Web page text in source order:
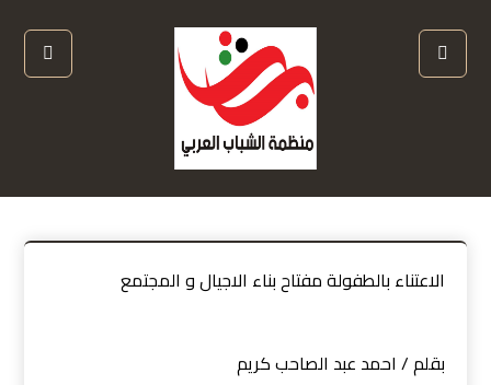
الاعتناء بالطفولة مفتاح بناء الاجيال و المجتمع
بقلم / احمد عبد الصاحب كريم